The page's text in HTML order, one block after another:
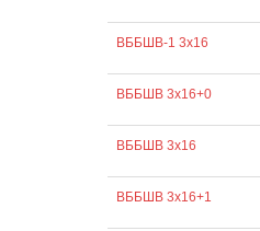
ВББШВ-1 3х16
ВББШВ 3х16+0
ВББШВ 3х16
ВББШВ 3х16+1